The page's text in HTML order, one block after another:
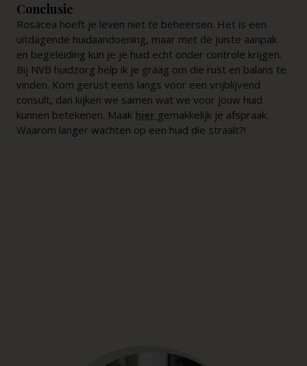
Conclusie
Rosacea hoeft je leven niet te beheersen. Het is een
uitdagende huidaandoening, maar met de juiste aanpak
en begeleiding kun je je huid echt onder controle krijgen.
Bij NVB huidzorg help ik je graag om die rust en balans te
vinden. Kom gerust eens langs voor een vrijblijvend
consult, dan kijken we samen wat we voor jouw huid
kunnen betekenen. Maak hier gemakkelijk je afspraak.
Waarom langer wachten op een huid die straalt?!